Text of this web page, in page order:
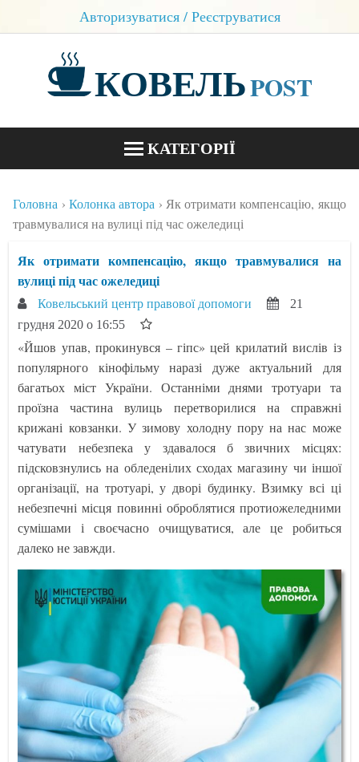
Авторизуватися / Реєструватися
КОВЕЛЬPOST
КАТЕГОРІЇ
БЛОГИ
КОНТАКТИ
Головна Колонка автора
Як отримати компенсацію, якщо
травмувалися на вулиці під час ожеледиці
Як отримати компенсацію, якщо травмувалися на
вулиці під час ожеледиці
Ковельський центр правової допомоги
21
грудня 2020 о 16:55
«Йшов упав, прокинувся – гіпс» цей крилатий вислів із
популярного кінофільму наразі дуже актуальний для
багатьох міст України. Останніми днями тротуари та
проїзна частина вулиць перетворилися на справжні
крижані ковзанки. У зимову холодну пору на нас може
чатувати небезпека у здавалося б звичних місцях:
підсковзнулись на обледенілих сходах магазину чи іншої
організації, на тротуарі, у дворі будинку. Взимку всі ці
небезпечні місця повинні оброблятися протиожеледними
сумішами і своєчасно очищуватися, але це робиться
далеко не завжди.